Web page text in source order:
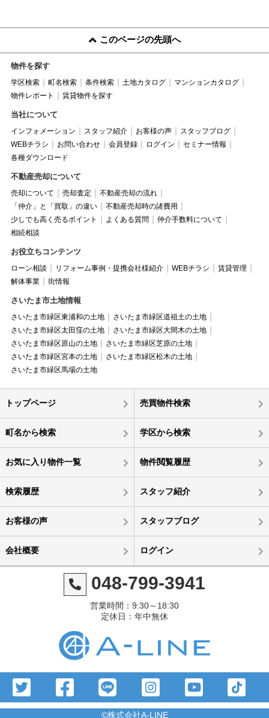
このページの先頭へ
物件を探す
学区検索 町名検索 条件検索 土地カタログ
マンションカタログ
物件レポート
賃貸物件を探す
当社について
インフォメーション スタッフ紹介 お客様の声
スタッフブログ
WEBチラシ
お問い合わせ 会員登録 ログイン
セミナー情報
各種ダウンロード
不動産売却について
売却について 売却査定
不動産売却の流れ
「仲介」と「買取」の違い
不動産売却時の諸費用
少しでも高く売るポイント
よくある質問
仲介手数料について
相続相談
お役立ちコンテンツ
ローン相談 リフォーム事例・提携会社様紹介 WEBチラシ
賃貸管理
解体事業
街情報
さいたま市土地情報
さいたま市緑区東浦和の土地
さいたま市緑区道祖土の土地
さいたま市緑区太田窪の土地
さいたま市緑区大間木の土地
さいたま市緑区原山の土地
さいたま市緑区芝原の土地
さいたま市緑区宮本の土地
さいたま市緑区松木の土地
さいたま市緑区馬場の土地
トップページ 売買物件検索
町名から検索 学区から検索
お気に入り物件一覧 物件閲覧履歴
検索履歴 スタッフ紹介
お客様の声 スタッフブログ
会社概要 ログイン
048-799-3941
営業時間：9:30～18:30
定休日：年中無休
©株式会社A-LINE